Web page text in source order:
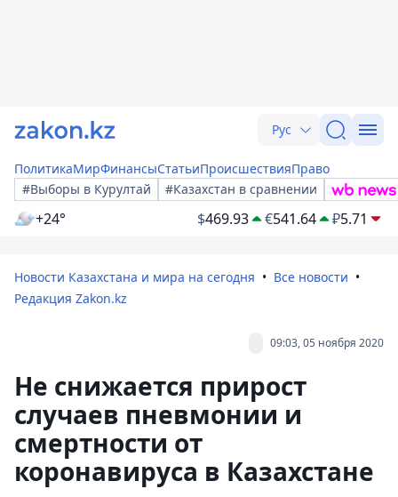
Рус
ПолитикаМирФинансыСтатьиПроисшествияПраво
#Выборы в Курултай
#Казахстан в сравнении
+24° $469.93 €541.64 ₽5.71
Новости Казахстана и мира на сегодня
Все новости
Редакция Zakon.kz
09:03, 05 ноября 2020
Не снижается прирост
случаев пневмонии и
смертности от
коронавируса в Казахстане